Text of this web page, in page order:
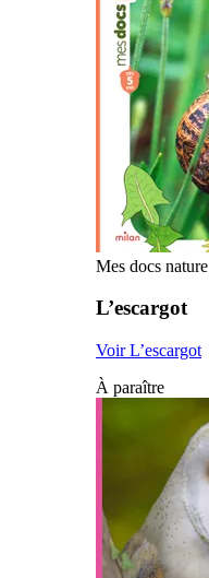
Mes docs nature
L’escargot
Voir L’escargot
À paraître